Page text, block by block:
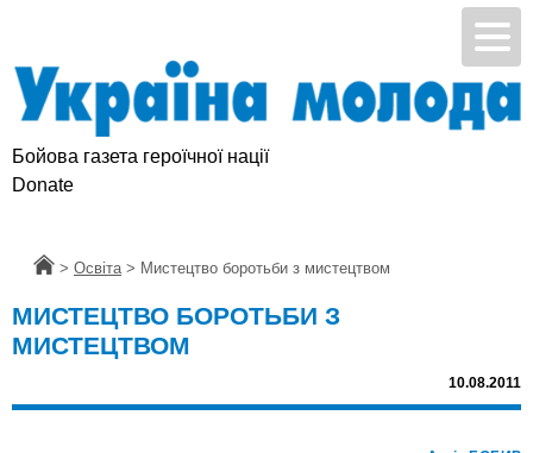
Бойова газета героїчної нації
Підтримай УМ
Головна
> Освіта > Мистецтво боротьби з мистецтвом
МИСТЕЦТВО БОРОТЬБИ З
МИСТЕЦТВОМ
10.08.2011